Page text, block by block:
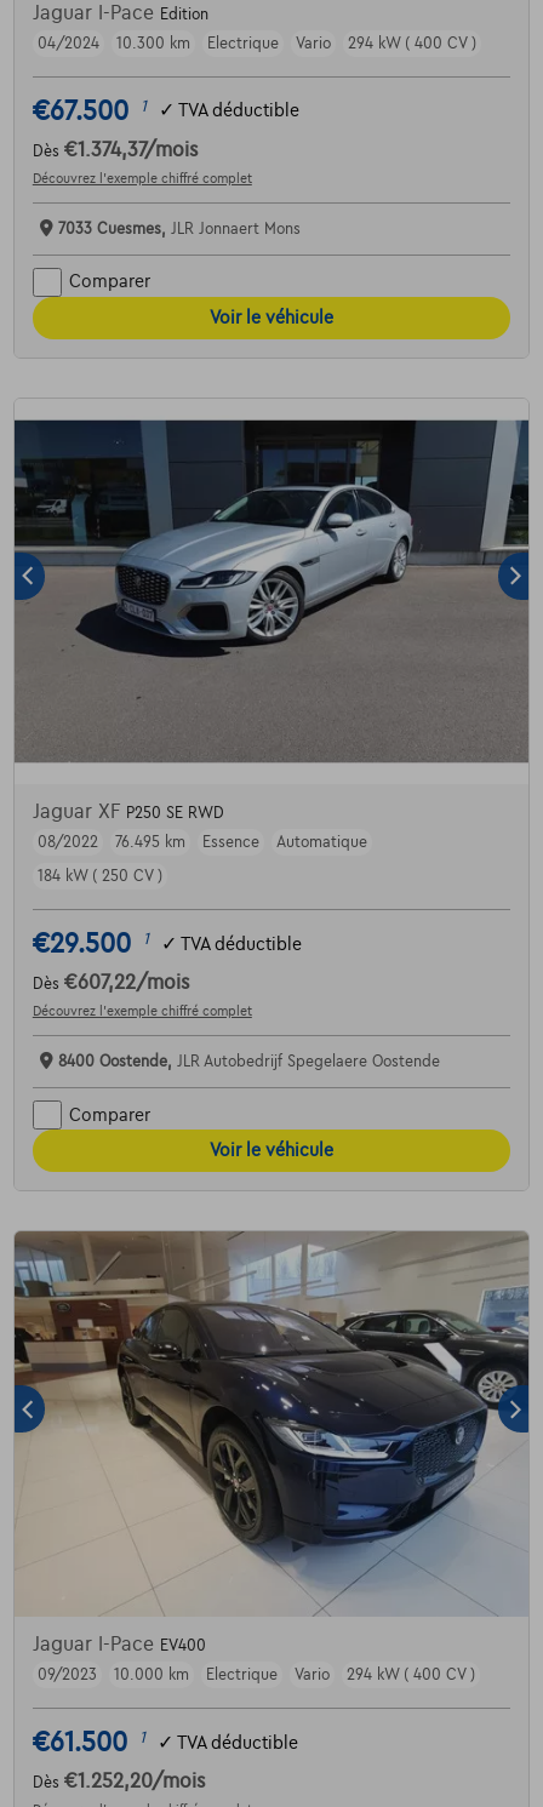
Jaguar I-Pace Edition
04/2024
10.300 km Electrique Vario 294 kW ( 400 CV )
€67.500 1 ✓ TVA déductible
Dès €1.374,37/mois
Découvrez l’exemple chiffré complet
7033 Cuesmes, JLR Jonnaert Mons
Comparer
Voir le véhicule
Jaguar XF P250 SE RWD
08/2022
76.495 km Essence
Automatique
184 kW ( 250 CV )
€29.500 1 ✓ TVA déductible
Dès €607,22/mois
Découvrez l’exemple chiffré complet
8400 Oostende, JLR Autobedrijf Spegelaere Oostende
Comparer
Voir le véhicule
Jaguar I-Pace EV400
09/2023
10.000 km Electrique Vario 294 kW ( 400 CV )
€61.500 1 ✓ TVA déductible
Dès €1.252,20/mois